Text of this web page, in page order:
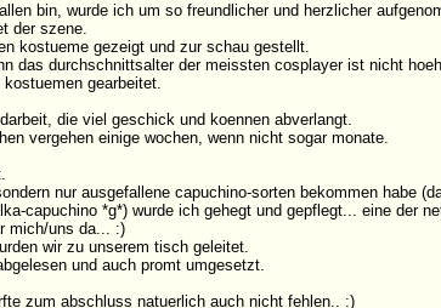
bin, wurde ich um so freundlicher und herzlicher
der szene.
kostueme gezeigt und zur schau gestellt.
das durchschnittsalter der meissten cosplayer ist nicht
gearbeitet.
die viel geschick und koennen abverlangt.
vergehen einige wochen, wenn nicht sogar monate.
nur ausgefallene capuchino-sorten bekommen habe
capuchino *g*) wurde ich gehegt und gepflegt... eine der
mich/uns da... :)
wir zu unserem tisch geleitet.
und auch promt umgesetzt.
zum abschluss natuerlich auch nicht fehlen.. :)